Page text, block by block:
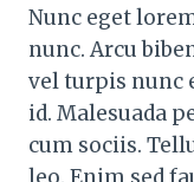
Nunc eget
nunc. Arcu
vel turpis nunc
id. Malesuada
cum sociis.